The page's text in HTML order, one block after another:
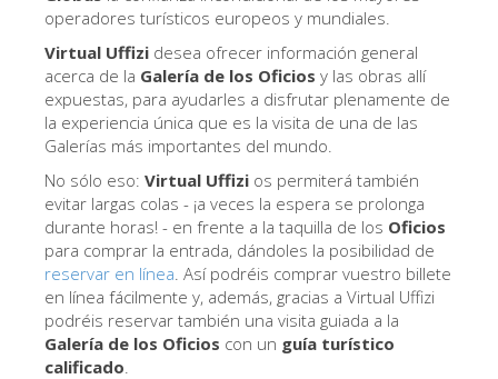
Galería de la Academia
Galería Palatina
Capillas de los Medici
Museo de San Marcos
Museo Arqueológico
El Taller de las Piedras Duras
Museo Galileo
Jardín de Boboli
La Torre de Arnolfo
operadores turísticos europeos y mundiales.
Virtual Uffizi desea ofrecer información general
acerca de la Galería de los Oficios y las obras allí
expuestas, para ayudarles a disfrutar plenamente de
la experiencia única que es la visita de una de las
Galerías más importantes del mundo.
No sólo eso: Virtual Uffizi os permiterá también
evitar largas colas - ¡a veces la espera se prolonga
durante horas! - en frente a la taquilla de los Oficios
para comprar la entrada, dándoles la posibilidad de
reservar en línea. Así podréis comprar vuestro billete
en línea fácilmente y, además, gracias a Virtual Uffizi
podréis reservar también una visita guiada a la
Galería de los Oficios con un guía turístico
calificado.